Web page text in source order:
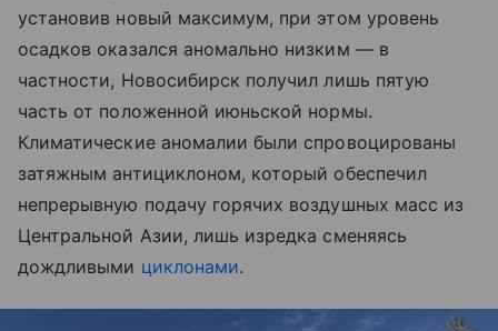
установив новый максимум, при этом уровень
осадков оказался аномально низким — в
частности, Новосибирск получил лишь пятую
часть от положенной июньской нормы.
Климатические аномалии были спровоцированы
затяжным антициклоном, который обеспечил
непрерывную подачу горячих воздушных масс из
Центральной Азии, лишь изредка сменяясь
дождливыми циклонами.